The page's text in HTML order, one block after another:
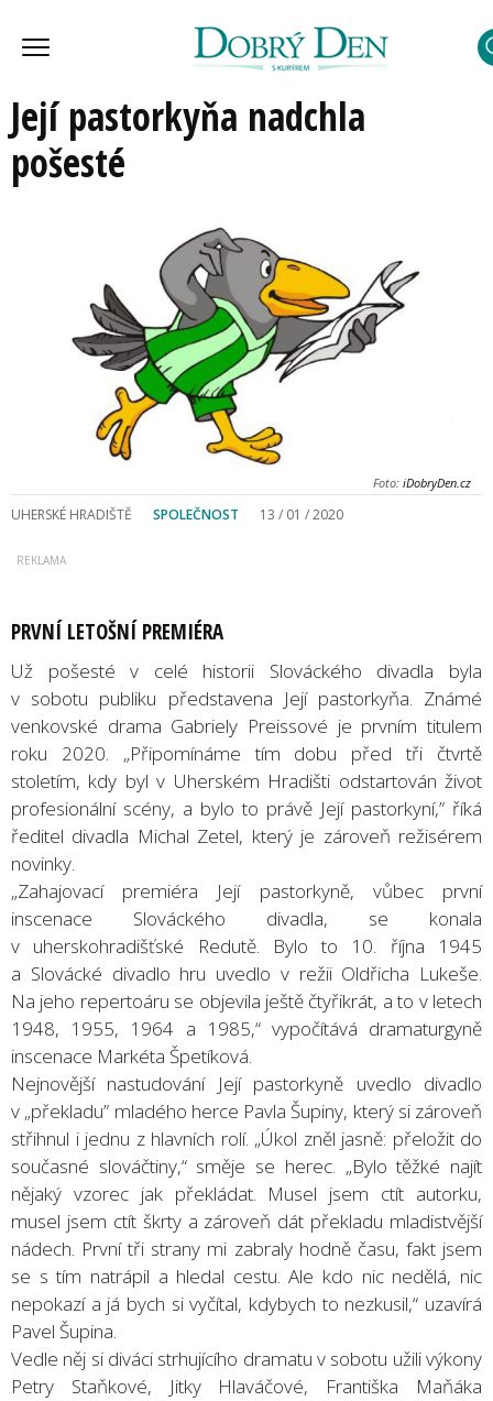
Její pastorkyňa nadchla
pošesté
Foto: iDobryDen.cz
UHERSKÉ HRADIŠTĚ SPOLEČNOST 13 / 01 / 2020
PRVNÍ LETOŠNÍ PREMIÉRA
Už pošesté v celé historii Slováckého divadla byla
v sobotu publiku představena Její pastorkyňa. Známé
venkovské drama Gabriely Preissové je prvním titulem
roku 2020. „Připomínáme tím dobu před tři čtvrtě
stoletím, kdy byl v Uherském Hradišti odstartován život
profesionální scény, a bylo to právě Její pastorkyní,” říká
ředitel divadla Michal Zetel, který je zároveň režisérem
novinky.
„Zahajovací premiéra Její pastorkyně, vůbec první
inscenace Slováckého divadla, se konala
v uherskohradišťské Redutě. Bylo to 10. října 1945
a Slovácké divadlo hru uvedlo v režii Oldřicha Lukeše.
Na jeho repertoáru se objevila ještě čtyřikrát, a to v letech
1948, 1955, 1964 a 1985,“ vypočítává dramaturgyně
inscenace Markéta Špetíková.
Nejnovější nastudování Její pastorkyně uvedlo divadlo
v „překladu” mladého herce Pavla Šupiny, který si zároveň
střihnul i jednu z hlavních rolí. „Úkol zněl jasně: přeložit do
současné slováčtiny,“ směje se herec. „Bylo těžké najít
nějaký vzorec jak překládat. Musel jsem ctít autorku,
musel jsem ctít škrty a zároveň dát překladu mladistvější
nádech. První tři strany mi zabraly hodně času, fakt jsem
se s tím natrápil a hledal cestu. Ale kdo nic nedělá, nic
nepokazí a já bych si vyčítal, kdybych to nezkusil,“ uzavírá
Pavel Šupina.
Vedle něj si diváci strhujícího dramatu v sobotu užili výkony
Petry Staňkové, Jitky Hlaváčové, Františka Maňáka